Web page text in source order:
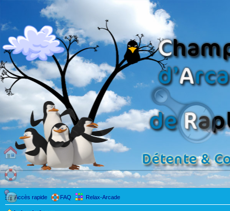
Accès rapide FAQ Relax-Arcade